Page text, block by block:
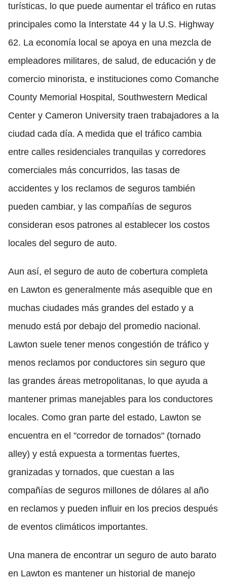
turísticas, lo que puede aumentar el tráfico en rutas
principales como la Interstate 44 y la U.S. Highway
62. La economía local se apoya en una mezcla de
empleadores militares, de salud, de educación y de
comercio minorista, e instituciones como Comanche
County Memorial Hospital, Southwestern Medical
Center y Cameron University traen trabajadores a la
ciudad cada día. A medida que el tráfico cambia
entre calles residenciales tranquilas y corredores
comerciales más concurridos, las tasas de
accidentes y los reclamos de seguros también
pueden cambiar, y las compañías de seguros
consideran esos patrones al establecer los costos
locales del seguro de auto.
Aun así, el seguro de auto de cobertura completa
en Lawton es generalmente más asequible que en
muchas ciudades más grandes del estado y a
menudo está por debajo del promedio nacional.
Lawton suele tener menos congestión de tráfico y
menos reclamos por conductores sin seguro que
las grandes áreas metropolitanas, lo que ayuda a
mantener primas manejables para los conductores
locales. Como gran parte del estado, Lawton se
encuentra en el "corredor de tornados" (tornado
alley) y está expuesta a tormentas fuertes,
granizadas y tornados, que cuestan a las
compañías de seguros millones de dólares al año
en reclamos y pueden influir en los precios después
de eventos climáticos importantes.
Una manera de encontrar un seguro de auto barato
en Lawton es mantener un historial de manejo